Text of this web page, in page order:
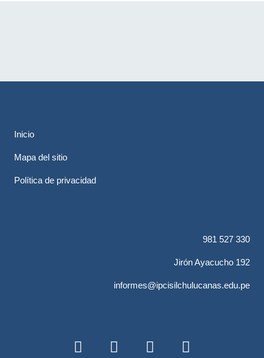
Inicio
Mapa del sitio
Política de privacidad
981 527 330
Jirón Ayacucho 192
informes@ipcisilchulucanas.edu.pe